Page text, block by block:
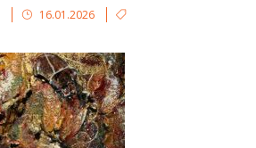
16.01.2026